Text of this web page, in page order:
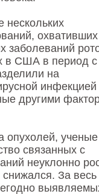
нескольких
заболеваний
в США в период с
на
инфекцией
другими
опухолей, ученые
связанных с
неуклонно
снижался. За весь